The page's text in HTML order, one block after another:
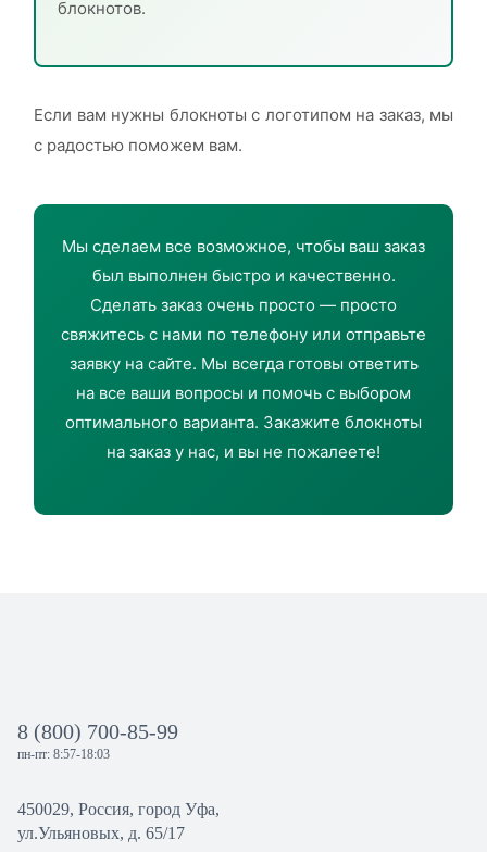
блокнотов.
Если вам нужны блокноты с логотипом на заказ, мы
с радостью поможем вам.
Мы сделаем все возможное, чтобы ваш заказ
был выполнен быстро и качественно.
Сделать заказ очень просто — просто
свяжитесь с нами по телефону или отправьте
заявку на сайте. Мы всегда готовы ответить
на все ваши вопросы и помочь с выбором
оптимального варианта. Закажите блокноты
на заказ у нас, и вы не пожалеете!
8 (800) 700-85-99
пн-пт: 8:57-18:03
450029, Россия, город Уфа,
ул.Ульяновых, д. 65/17